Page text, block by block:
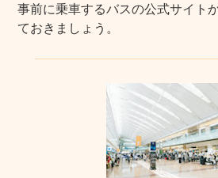
事前に乗車するバスの公式サイト
ておきましょう。